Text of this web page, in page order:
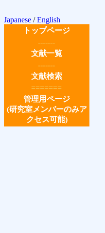
Japanese /English
トップページ
-------
文献一覧
-------
文献検索
=======
管理用ページ
(研究室メンバーのみア
クセス可能)